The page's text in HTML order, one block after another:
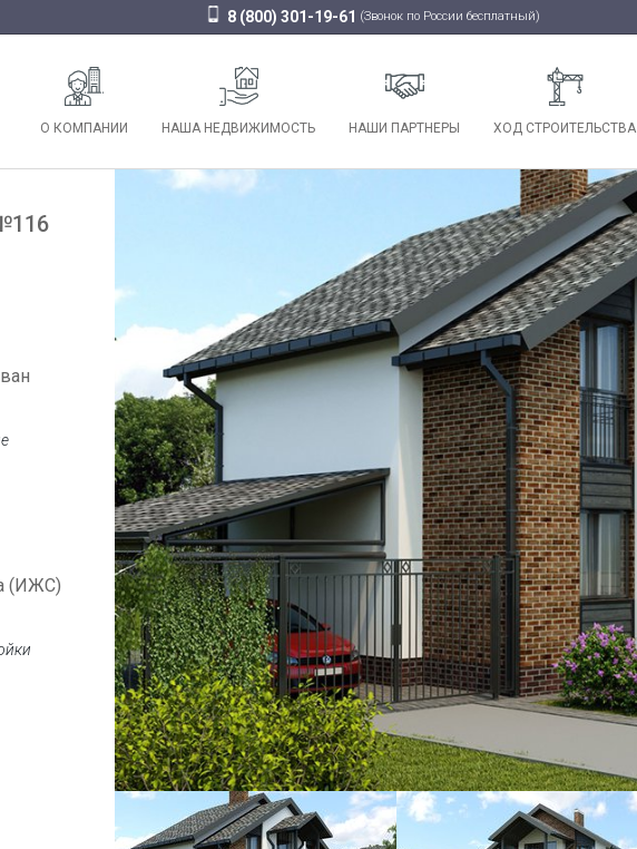
8 (800) 301-19-61 (Звонок по России бесплатный)
О КОМПАНИИ НАША НЕДВИЖИМОСТЬ НАШИ ПАРТНЕРЫ ХОД СТРОИТЕЛЬСТВА
(ИЖС)